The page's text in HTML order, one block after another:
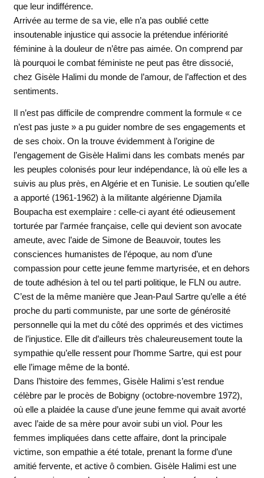
que leur indifférence.
Arrivée au terme de sa vie, elle n’a pas oublié cette
insoutenable injustice qui associe la prétendue infériorité
féminine à la douleur de n’être pas aimée. On comprend par
là pourquoi le combat féministe ne peut pas être dissocié,
chez Gisèle Halimi du monde de l’amour, de l’affection et des
sentiments.
Il n’est pas difficile de comprendre comment la formule « ce
n’est pas juste » a pu guider nombre de ses engagements et
de ses choix. On la trouve évidemment à l’origine de
l’engagement de Gisèle Halimi dans les combats menés par
les peuples colonisés pour leur indépendance, là où elle les a
suivis au plus près, en Algérie et en Tunisie. Le soutien qu’elle
a apporté (1961-1962) à la militante algérienne Djamila
Boupacha est exemplaire : celle-ci ayant été odieusement
torturée par l’armée française, celle qui devient son avocate
ameute, avec l’aide de Simone de Beauvoir, toutes les
consciences humanistes de l’époque, au nom d’une
compassion pour cette jeune femme martyrisée, et en dehors
de toute adhésion à tel ou tel parti politique, le FLN ou autre.
C’est de la même manière que Jean-Paul Sartre qu’elle a été
proche du parti communiste, par une sorte de générosité
personnelle qui la met du côté des opprimés et des victimes
de l’injustice. Elle dit d’ailleurs très chaleureusement toute la
sympathie qu’elle ressent pour l’homme Sartre, qui est pour
elle l’image même de la bonté.
Dans l’histoire des femmes, Gisèle Halimi s’est rendue
célèbre par le procès de Bobigny (octobre-novembre 1972),
où elle a plaidée la cause d’une jeune femme qui avait avorté
avec l’aide de sa mère pour avoir subi un viol. Pour les
femmes impliquées dans cette affaire, dont la principale
victime, son empathie a été totale, prenant la forme d’une
amitié fervente, et active ô combien. Gisèle Halimi est une